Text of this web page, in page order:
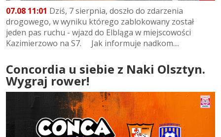
07.08 11:01 Dziś, 7 sierpnia, doszło do zdarzenia
drogowego, w wyniku którego zablokowany został
jeden pas ruchu - wjazd do Elbląga w miejscowości
Kazimierzowo na S7. Jak informuje nadkom....
Concordia u siebie z Naki Olsztyn.
Wygraj rower!